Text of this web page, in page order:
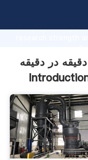
Grasping strong
value and bring
در دقیقه